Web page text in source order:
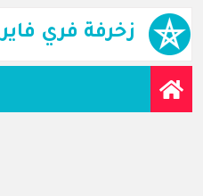
زخرفة فري فاير